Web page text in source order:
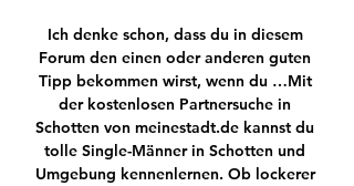
Ich denke schon, dass du in diesem
Forum den einen oder anderen guten
Tipp bekommen wirst, wenn du …Mit
der kostenlosen Partnersuche in
Schotten von meinestadt.de kannst du
tolle Single-Männer in Schotten und
Umgebung kennenlernen. Ob lockerer